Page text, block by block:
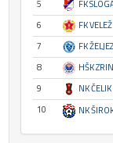
5
FK
6
FK VELEŽ
7
FK
8
HŠK
9
NK ČELIK
10
NK